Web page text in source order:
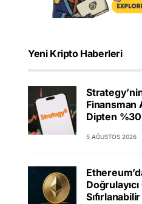
Yeni Kripto Haberleri
Finansman
Dipten
5 AĞUSTOS 2026
Sıfırlanabilir